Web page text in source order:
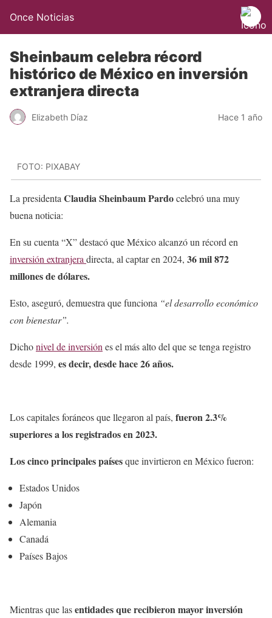
Once Noticias
Sheinbaum celebra récord
histórico de México en inversión
extranjera directa
Elizabeth Díaz Hace 1 año
FOTO: PIXABAY
La presidenta Claudia Sheinbaum Pardocelebró una muy
buena noticia:
En su cuenta “X” destacó que México alcanzó un récord en
inversión extranjera directa, al captar en 2024, 36 mil 872
millones de dólares.
Esto, aseguró, demuestra que funciona “el desarrollo económico
con bienestar”.
Dichonivel de inversión es el más alto del que se tenga registro
desde 1999, es decir, desde hace 26 años.
Los capitales foráneos que llegaron al país, fueron 2.3%
superiores a los registrados en 2023.
Los cinco principales paísesque invirtieron en México fueron:
Estados Unidos
Japón
Alemania
Canadá
Países Bajos
Mientras que lasentidades que recibieron mayor inversión